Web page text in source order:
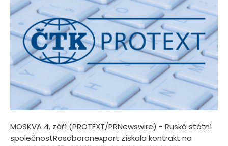
MOSKVA 4. září (PROTEXT/PRNewswire) - Ruská státní
společnostRosoboronexport získala kontrakt na